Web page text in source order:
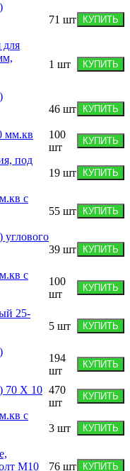
71 шт КУПИТЬ
для
1 шт КУПИТЬ
46 шт КУПИТЬ
мм.кв
100
шт
КУПИТЬ
под
19 шт КУПИТЬ
с
55 шт КУПИТЬ
углового
39 шт КУПИТЬ
с
100
шт
КУПИТЬ
25-
5 шт КУПИТЬ
194
шт
КУПИТЬ
70 X 10 470
шт
КУПИТЬ
с
3 шт КУПИТЬ
М10
76 шт КУПИТЬ